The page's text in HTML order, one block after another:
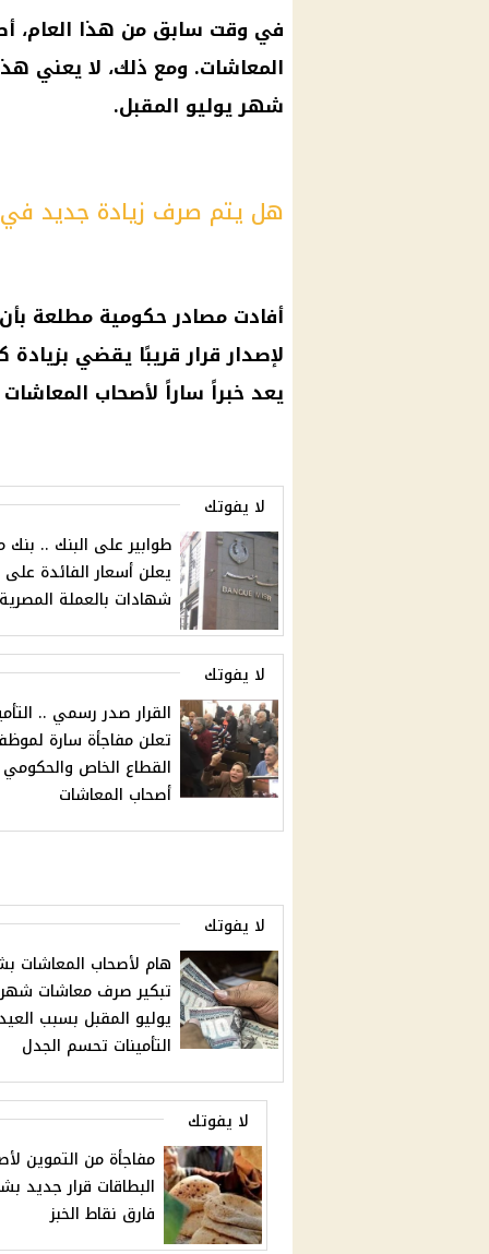
في وقت سابق من هذا العام،
المعاشات. ومع ذلك، لا يعني
شهر يوليو المقبل.
هل يتم صرف زيادة جديد
أفادت مصادر حكومية مطلعة بأن
لإصدار قرار قريبًا يقضي بزيادة
يعد خبراً ساراً لأصحاب
لا يفوتك
طوابير على البنك .. بنك
يعلن أسعار الفائدة على
شهادات بالعملة المصرية
لا يفوتك
القرار صدر رسمي ..
تعلن مفاجأة سارة
القطاع الخاص والحكومي
أصحاب المعاشات
لا يفوتك
هام لأصحاب المعاشات
تبكير صرف معاشات شهر
يوليو المقبل بسبب
التأمينات تحسم الجدل
لا يفوتك
مفاجأة من التموين
البطاقات قرار جديد
فارق نقاط الخبز